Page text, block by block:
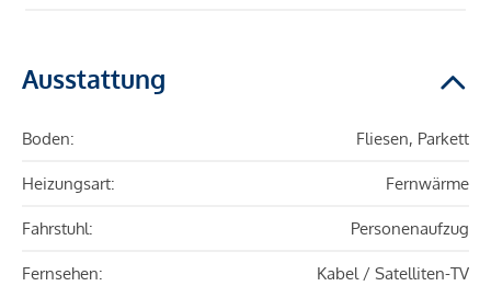
Ausstattung
Boden: Fliesen, Parkett
Heizungsart: Fernwärme
Fahrstuhl: Personenaufzug
Fernsehen: Kabel / Satelliten-TV